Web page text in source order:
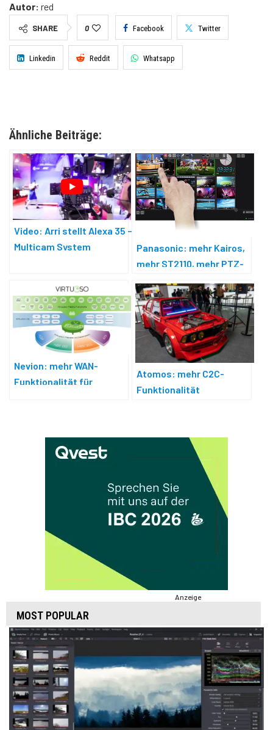
Autor: red
SHARE 0 Facebook Twitter
Linkedin Reddit Whatsapp
Ähnliche Beiträge:
Video: Arri stellt Alexa 35 –
Multicam System
Panasonic: mehr Kairos,
mehr ST2110, mehr PTZ-
Nevion: mehr WAN-
Funktionalität für
Atomos: mehr C2C-
Funktionalität
Anzeige
MOST POPULAR